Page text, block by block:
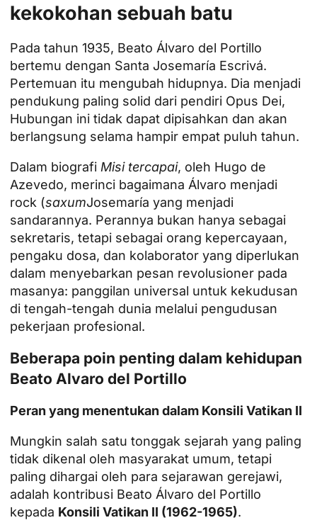
kekokohan sebuah batu
Pada tahun 1935, Beato Álvaro del Portillo
bertemu dengan Santa Josemaría Escrivá.
Pertemuan itu mengubah hidupnya. Dia menjadi
pendukung paling solid dari pendiri Opus Dei,
Hubungan ini tidak dapat dipisahkan dan akan
berlangsung selama hampir empat puluh tahun.
Dalam biografi Misi tercapai, oleh Hugo de
Azevedo, merinci bagaimana Álvaro menjadi
rock (saxumJosemaría yang menjadi
sandarannya. Perannya bukan hanya sebagai
sekretaris, tetapi sebagai orang kepercayaan,
pengaku dosa, dan kolaborator yang diperlukan
dalam menyebarkan pesan revolusioner pada
masanya: panggilan universal untuk kekudusan
di tengah-tengah dunia melalui pengudusan
pekerjaan profesional.
Beberapa poin penting dalam kehidupan
Beato Alvaro del Portillo
Peran yang menentukan dalam Konsili Vatikan II
Mungkin salah satu tonggak sejarah yang paling
tidak dikenal oleh masyarakat umum, tetapi
paling dihargai oleh para sejarawan gerejawi,
adalah kontribusi Beato Álvaro del Portillo
kepada Konsili Vatikan II (1962-1965).